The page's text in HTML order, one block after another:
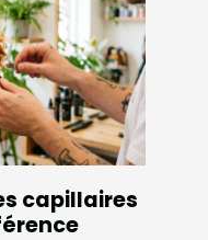
capillaires